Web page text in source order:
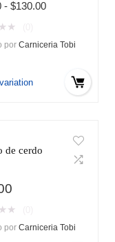
- $130.00Rango
desde
$130.00
★ ★
por Carniceria Tobi
de cerdo
★ ★
por Carniceria Tobi